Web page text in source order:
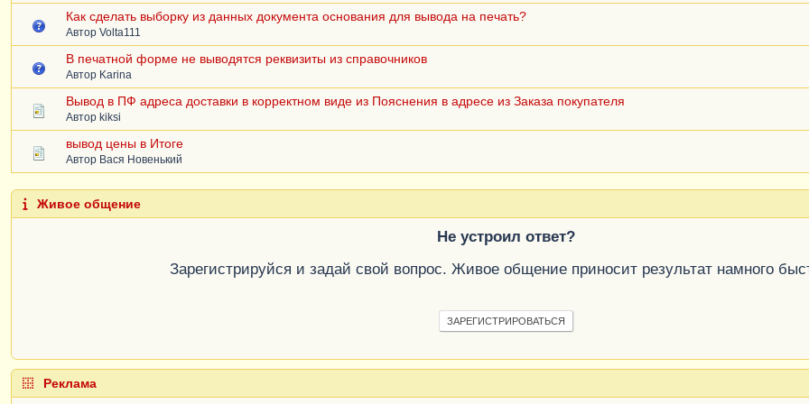
Как сделать выборку из данных документа основания для вывода на печать?
Автор Volta111
В печатной форме не выводятся реквизиты из справочников
Автор Karina
Вывод в ПФ адреса доставки в корректном виде из Пояснения в адресе из Заказа покупателя
Автор kiksi
вывод цены в Итоге
Автор Вася Новенький
Живое общение
Не устроил ответ?
Зарегистрируйся и задай свой вопрос. Живое общение приносит результат намного
ЗАРЕГИСТРИРОВАТЬСЯ
Реклама